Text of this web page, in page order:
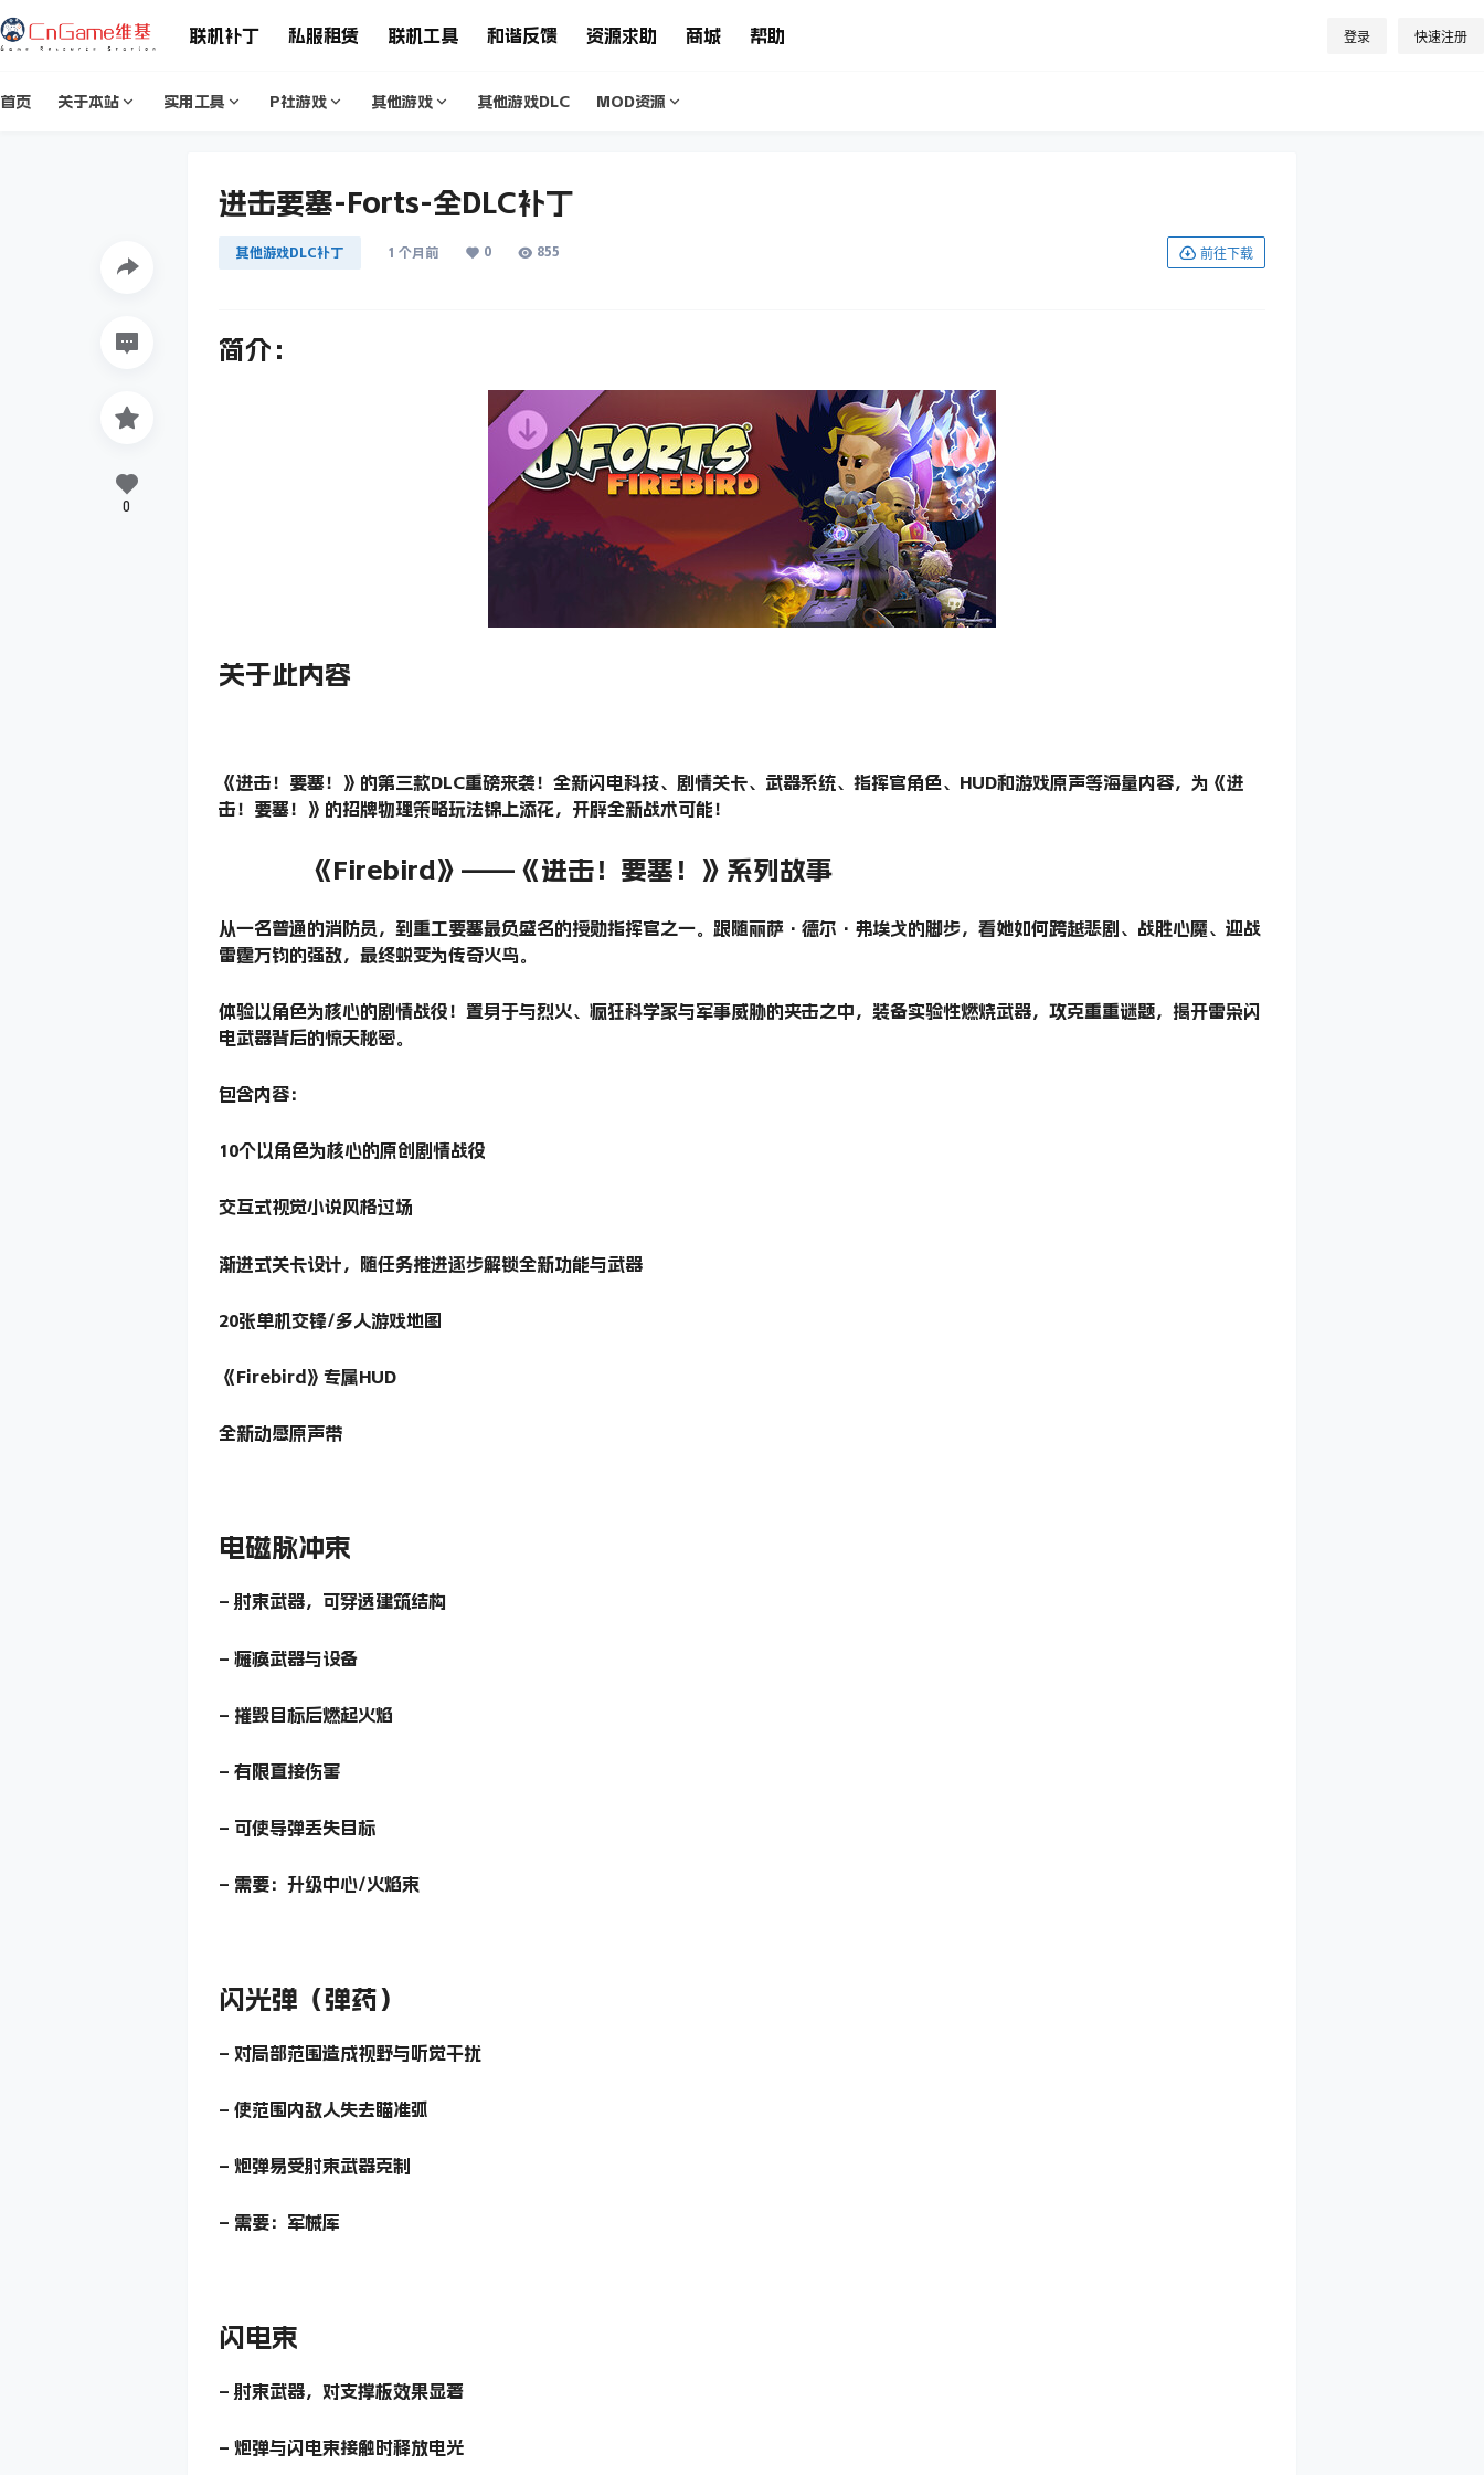
联机补丁 私服租赁 联机工具 和谐反馈 资源求助 商城 帮助 登录 快速注册
首页 关于本站 实用工具 P社游戏 其他游戏 其他游戏DLC MOD资源
进击要塞-Forts-全DLC补丁
其他游戏DLC补丁 1 个月前 0 855 前往下载
简介：
关于此内容
《进击！要塞！》的第三款DLC重磅来袭！全新闪电科技、剧情关卡、武器系统、指挥官角色、HUD和游戏原声等海量内容，为《进
击！要塞！》的招牌物理策略玩法锦上添花，开辟全新战术可能！
《Firebird》——《进击！要塞！》系列故事
从一名普通的消防员，到重工要塞最负盛名的授勋指挥官之一。跟随丽萨·德尔·弗埃戈的脚步，看她如何跨越悲剧、战胜心魔、迎战
雷霆万钧的强敌，最终蜕变为传奇火鸟。
体验以角色为核心的剧情战役！置身于与烈火、疯狂科学家与军事威胁的夹击之中，装备实验性燃烧武器，攻克重重谜题，揭开雷枭闪
电武器背后的惊天秘密。
包含内容：
10个以角色为核心的原创剧情战役
交互式视觉小说风格过场
渐进式关卡设计，随任务推进逐步解锁全新功能与武器
20张单机交锋/多人游戏地图
《Firebird》专属HUD
全新动感原声带
电磁脉冲束
– 射束武器，可穿透建筑结构
– 瘫痪武器与设备
– 摧毁目标后燃起火焰
– 有限直接伤害
– 可使导弹丢失目标
– 需要：升级中心/火焰束
闪光弹（弹药）
– 对局部范围造成视野与听觉干扰
– 使范围内敌人失去瞄准弧
– 炮弹易受射束武器克制
– 需要：军械库
闪电束
– 射束武器，对支撑板效果显著
– 炮弹与闪电束接触时释放电光
0